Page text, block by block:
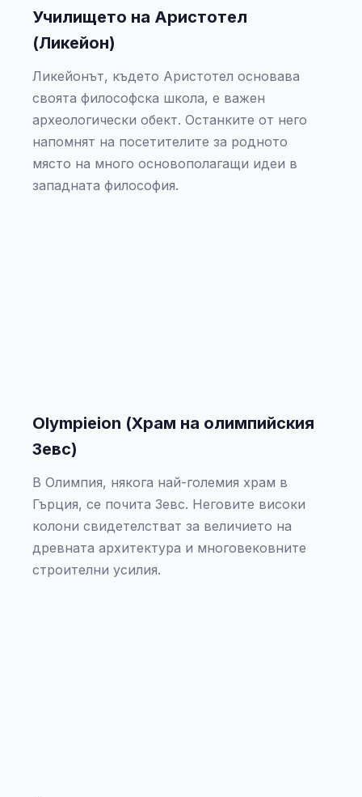
Училището на Аристотел
(Ликейон)
Ликейонът, където Аристотел основава
своята философска школа, е важен
археологически обект. Останките от него
напомнят на посетителите за родното
място на много основополагащи идеи в
западната философия.
Olympieion (Храм на олимпийския
Зевс)
В Олимпия, някога най-големия храм в
Гърция, се почита Зевс. Неговите високи
колони свидетелстват за величието на
древната архитектура и многовековните
строителни усилия.